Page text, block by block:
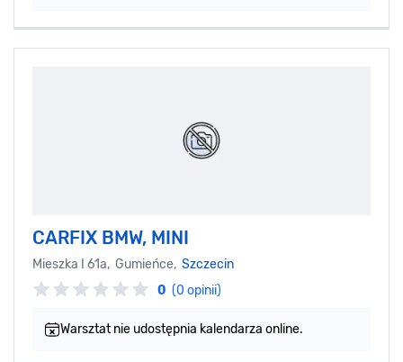
CARFIX BMW, MINI
Mieszka I 61a, Gumieńce, Szczecin
0 (0 opinii)
Warsztat nie udostępnia kalendarza online.